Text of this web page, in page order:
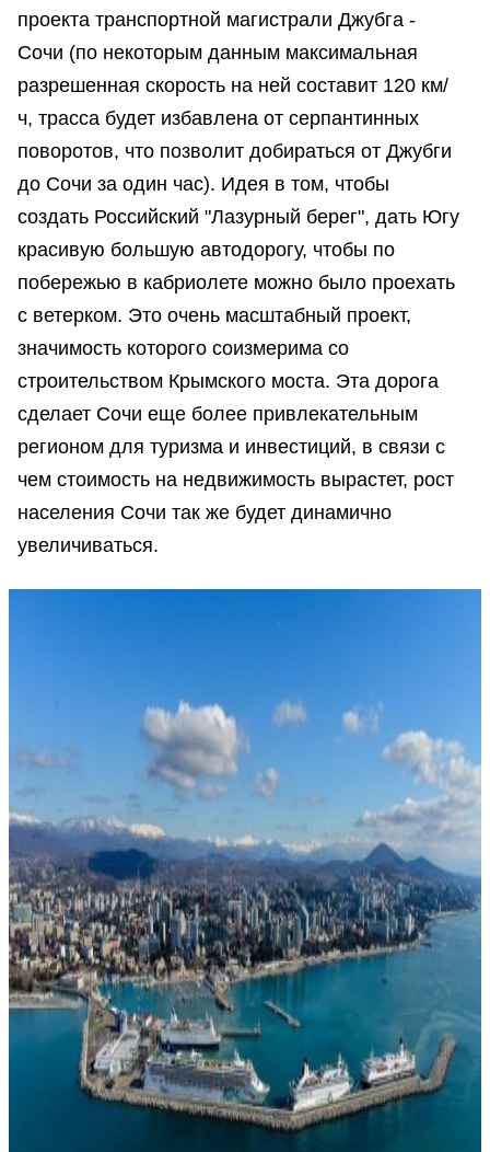
проекта транспортной магистрали Джубга -
Сочи (по некоторым данным максимальная
разрешенная скорость на ней составит 120 км/
ч, трасса будет избавлена от серпантинных
поворотов, что позволит добираться от Джубги
до Сочи за один час). Идея в том, чтобы
создать Российский "Лазурный берег", дать Югу
красивую большую автодорогу, чтобы по
побережью в кабриолете можно было проехать
с ветерком. Это очень масштабный проект,
значимость которого соизмерима со
строительством Крымского моста. Эта дорога
сделает Сочи еще более привлекательным
регионом для туризма и инвестиций, в связи с
чем стоимость на недвижимость вырастет, рост
населения Сочи так же будет динамично
увеличиваться.